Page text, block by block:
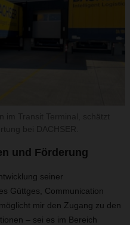
und Förderung
seiner
Güttges, Communication
mir den Zugang zu den
– sei es im Bereich